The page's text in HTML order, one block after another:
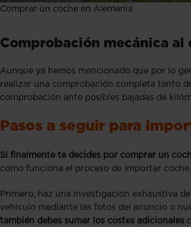
Comprar un coche en Alemania
Comprobación mecánica al
Aunque ya hemos mencionado que por lo
realizar una comprobación completa tanto
comprobación ante posibles bajadas de
Pasos a seguir para
Si finalmente te decides por comprar un
cómo funciona el proceso de importar coche
Primero, haz una investigación exhaustiva
vehículo mediante las fotos del anuncio o
también debes sumar los costes adicionales